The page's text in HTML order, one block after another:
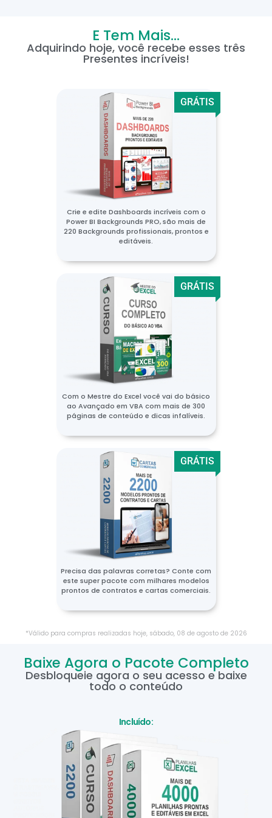
E Tem Mais...
Adquirindo hoje, você recebe esses três
Presentes incríveis!
GRÁTIS
Crie e edite Dashboards incríveis com o
Power BI Backgrounds PRO, são mais de
220 Backgrounds profissionais, prontos e
editáveis.
GRÁTIS
Com o Mestre do Excel você vai do básico
ao Avançado em VBA com mais de 300
páginas de conteúdo e dicas infalíveis.
GRÁTIS
Precisa das palavras corretas? Conte com
este super pacote com milhares modelos
prontos de contratos e cartas comerciais.
*Válido para compras realizadas hoje, sábado, 08 de agostode 2026
Baixe Agora o Pacote Completo
Desbloqueie agora o seu acesso e baixe
todo o conteúdo
Incluído: